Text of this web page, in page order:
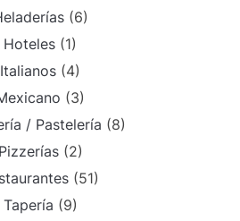
(6)
Hoteles (1)
Italianos (4)
(3)
/ Pastelería (8)
Pizzerías(2)
(51)
Tapería (9)